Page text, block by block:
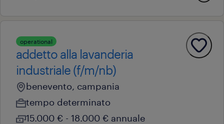
operational
addetto alla lavanderia
industriale (f/m/nb)
benevento, campania
tempo determinato
15.000 € - 18.000 € annuale